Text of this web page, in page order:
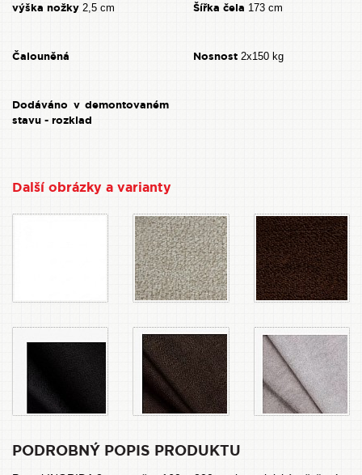
výška nožky 2,5 cm Šířka čela 173 cm
Čalouněná Nosnost 2x150 kg
Dodáváno v demontovaném
stavu - rozklad
Další obrázky a varianty
PODROBNÝ POPIS PRODUKTU